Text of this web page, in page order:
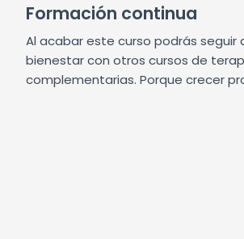
Formación continua
Al acabar este curso podrás
bienestar con otros cursos de
complementarias. Porque crecer